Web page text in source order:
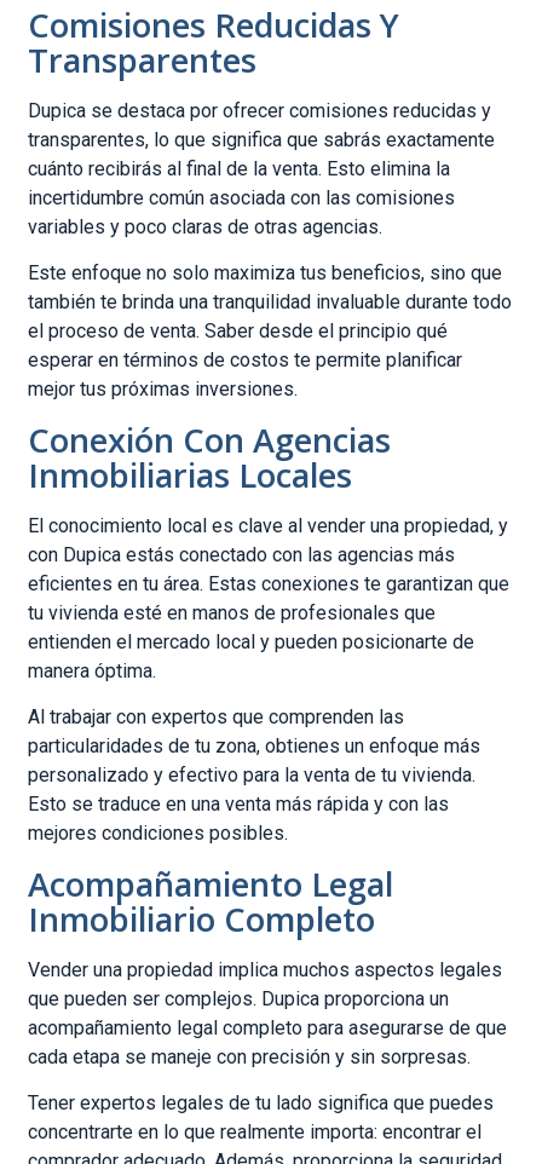
Comisiones Reducidas Y
Transparentes
Dupica se destaca por ofrecer comisiones reducidas y
transparentes, lo que significa que sabrás exactamente
cuánto recibirás al final de la venta. Esto elimina la
incertidumbre común asociada con las comisiones
variables y poco claras de otras agencias.
Este enfoque no solo maximiza tus beneficios, sino que
también te brinda una tranquilidad invaluable durante todo
el proceso de venta. Saber desde el principio qué
esperar en términos de costos te permite planificar
mejor tus próximas inversiones.
Conexión Con Agencias
Inmobiliarias Locales
El conocimiento local es clave al vender una propiedad, y
con Dupica estás conectado con las agencias más
eficientes en tu área. Estas conexiones te garantizan que
tu vivienda esté en manos de profesionales que
entienden el mercado local y pueden posicionarte de
manera óptima.
Al trabajar con expertos que comprenden las
particularidades de tu zona, obtienes un enfoque más
personalizado y efectivo para la venta de tu vivienda.
Esto se traduce en una venta más rápida y con las
mejores condiciones posibles.
Acompañamiento Legal
Inmobiliario Completo
Vender una propiedad implica muchos aspectos legales
que pueden ser complejos. Dupica proporciona un
acompañamiento legal completo para asegurarse de que
cada etapa se maneje con precisión y sin sorpresas.
Tener expertos legales de tu lado significa que puedes
concentrarte en lo que realmente importa: encontrar el